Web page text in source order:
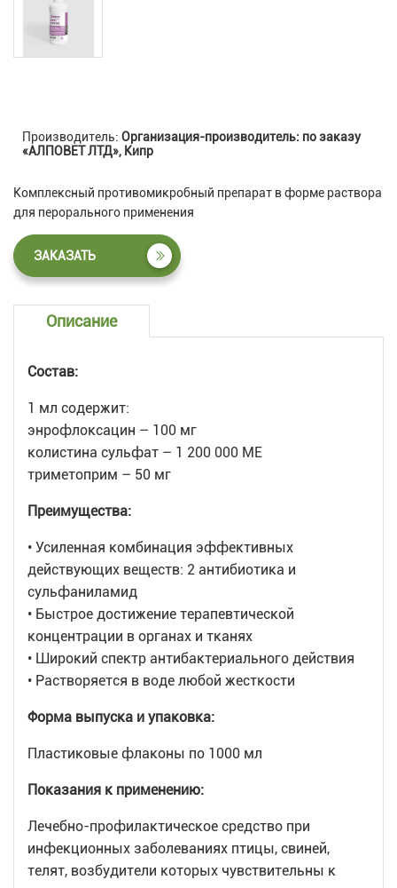
Производитель: Организация-производитель: по заказу
«АЛПОВЕТ ЛТД», Кипр
Комплексный противомикробный препарат в форме раствора
для перорального применения
ЗАКАЗАТЬ
Описание
Состав:
1 мл содержит:
энрофлоксацин – 100 мг
колистина сульфат – 1 200 000 МЕ
триметоприм – 50 мг
Преимущества:
• Усиленная комбинация эффективных
действующих веществ: 2 антибиотика и
сульфаниламид
• Быстрое достижение терапевтической
концентрации в органах и тканях
• Широкий спектр антибактериального действия
• Растворяется в воде любой жесткости
Форма выпуска и упаковка:
Пластиковые флаконы по 1000 мл
Показания к применению:
Лечебно-профилактическое средство при
инфекционных заболеваниях птицы, свиней,
телят, возбудители которых чувствительны к